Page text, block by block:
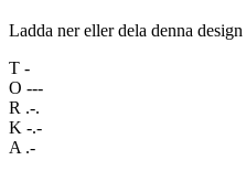
Ladda ner eller dela denna design
T -
O ---
R .-.
K -.-
A .-